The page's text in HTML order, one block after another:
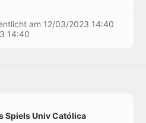
am 12/03/2023 14:40
14:40
Spiels Univ Católica